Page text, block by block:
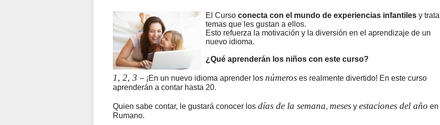
El Curso conecta con el mundo de experiencias infantilesy trata
temas que les gustan a ellos.
Esto refuerza la motivación y la diversión en el aprendizaje de un
nuevo idioma.
¿Qué aprenderán los niños con este curso?
1, 2, 3 – ¡En un nuevo idioma aprender los númeroses realmente divertido! En este curso
aprenderán a contar hasta 20.
Quien sabe contar, le gustará conocer los días de la semana, mesesy estaciones del año en
Rumano.